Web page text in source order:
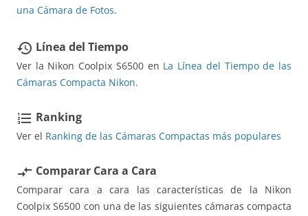
una Cámara de Fotos.
restore Línea del Tiempo
Ver la Nikon Coolpix S6500 en La Línea del Tiempo de las
Cámaras Compacta Nikon.
format_list_numbered Ranking
Ver el Ranking de las Cámaras Compactas más populares
compare_arrows Comparar Cara a Cara
Comparar cara a cara las características de la Nikon
Coolpix S6500 con una de las siguientes cámaras compacta